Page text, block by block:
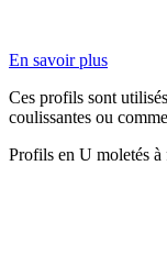
En savoir plus
Ces profils sont
coulissantes ou
Profils en U moletés à